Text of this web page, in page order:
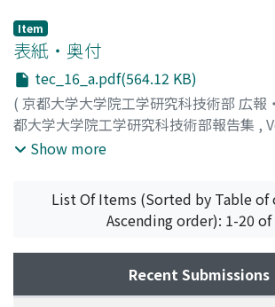
宮嶋, 直樹
ミヤジマ, ナオキ
Item
表紙・奥付
tec_16_a.pdf(564.12 KB)
( 京都大学大学院工学研究科技術部 広報
都大学大学院工学研究科技術部報告集 ,
) Show more
List Of Items (Sorted by Table of
Ascending order): 1-20 of
Recent Submissions